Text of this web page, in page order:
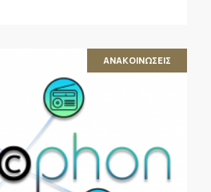
ΑΝΑΚΟΙΝΩΣΕΙΣ